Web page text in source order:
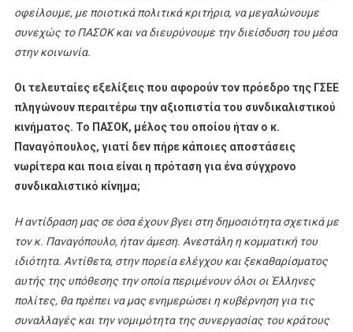
οφείλουμε, με ποιοτικά πολιτικά κριτήρια, να μεγαλώνουμε
συνεχώς το ΠΑΣΟΚ και να διευρύνουμε την διείσδυση του μέσα
στην κοινωνία.
Οι τελευταίες εξελίξεις που αφορούν τον πρόεδρο της ΓΣΕΕ
πληγώνουν περαιτέρω την αξιοπιστία του συνδικαλιστικού
κινήματος. Το ΠΑΣΟΚ, μέλος του οποίου ήταν ο κ.
Παναγόπουλος, γιατί δεν πήρε κάποιες αποστάσεις
νωρίτερα και ποια είναι η πρόταση για ένα σύγχρονο
συνδικαλιστικό κίνημα;
Η αντίδραση μας σε όσα έχουν βγει στη δημοσιότητα σχετικά με
τον κ. Παναγόπουλο, ήταν άμεση. Ανεστάλη η κομματική του
ιδιότητα. Αντίθετα, στην πορεία ελέγχου και ξεκαθαρίσματος
αυτής της υπόθεσης την οποία περιμένουν όλοι οι Έλληνες
πολίτες, θα πρέπει να μας ενημερώσει η κυβέρνηση για τις
συναλλαγές και την νομιμότητα της συνεργασίας του κράτους